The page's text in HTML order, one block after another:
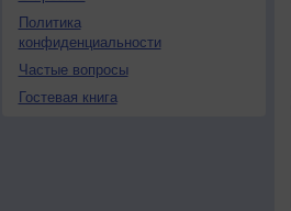
Политика
конфиденциальности
Частые вопросы
Гостевая книга